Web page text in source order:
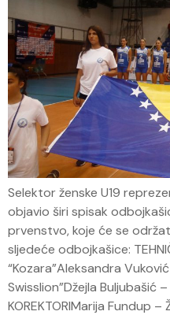
Selektor ženske U19
objavio širi spisak
prvenstvo, koje će se
sljedeće odbojkašice:
“Kozara”Aleksandra
Swisslion”Džejla Buljubašić
KOREKTORIMarija Fundup –